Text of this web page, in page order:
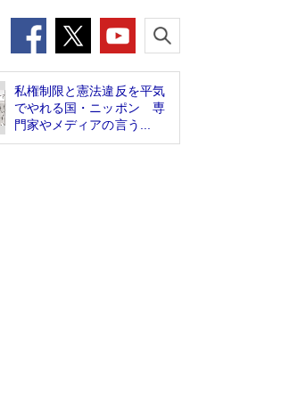
私権制限と憲法違反を平気
でやれる国・ニッポン 専
門家やメディアの言う...